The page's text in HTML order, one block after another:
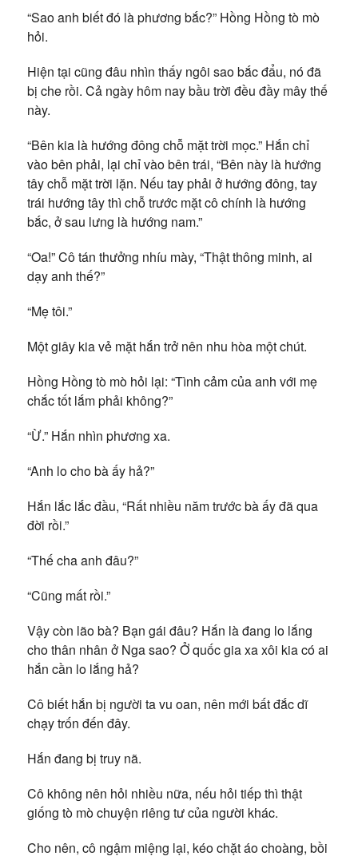
“Sao anh biết đó là phương bắc?” Hồng Hồng tò mò
hỏi.
Hiện tại cũng đâu nhìn thấy ngôi sao bắc đẩu, nó đã
bị che rồi. Cả ngày hôm nay bầu trời đều đầy mây thế
này.
“Bên kia là hướng đông chỗ mặt trời mọc.” Hắn chỉ
vào bên phải, lại chỉ vào bên trái, “Bên này là hướng
tây chỗ mặt trời lặn. Nếu tay phải ở hướng đông, tay
trái hướng tây thì chỗ trước mặt cô chính là hướng
bắc, ở sau lưng là hướng nam.”
“Oa!” Cô tán thưởng nhíu mày, “Thật thông minh, ai
dạy anh thế?”
“Mẹ tôi.”
Một giây kia vẻ mặt hắn trở nên nhu hòa một chút.
Hồng Hồng tò mò hỏi lại: “Tình cảm của anh với mẹ
chắc tốt lắm phải không?”
“Ừ.” Hắn nhìn phương xa.
“Anh lo cho bà ấy hả?”
Hắn lắc lắc đầu, “Rất nhiều năm trước bà ấy đã qua
đời rồi.”
“Thế cha anh đâu?”
“Cũng mất rồi.”
Vậy còn lão bà? Bạn gái đâu? Hắn là đang lo lắng
cho thân nhân ở Nga sao? Ở quốc gia xa xôi kia có ai
hắn cần lo lắng hả?
Cô biết hắn bị người ta vu oan, nên mới bất đắc dĩ
chạy trốn đến đây.
Hắn đang bị truy nã.
Cô không nên hỏi nhiều nữa, nếu hỏi tiếp thì thật
giống tò mò chuyện riêng tư của người khác.
Cho nên, cô ngậm miệng lại, kéo chặt áo choàng, bồi